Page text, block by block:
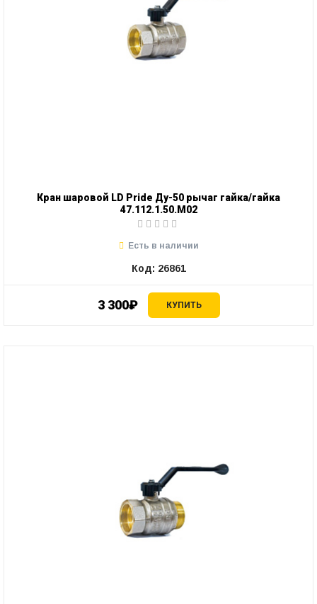
Кран шаровой LD Pride Ду-50 рычаг гайка/гайка
47.112.1.50.M02
3 300₽ КУПИТЬ
Есть в наличии
Код: 26861